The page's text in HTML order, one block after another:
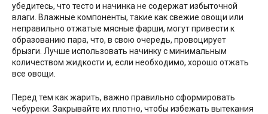
убедитесь, что тесто и начинка не содержат избыточной
влаги. Влажные компоненты, такие как свежие овощи или
неправильно отжатые мясные фарши, могут привести к
образованию пара, что, в свою очередь, провоцирует
брызги. Лучше использовать начинку с минимальным
количеством жидкости и, если необходимо, хорошо отжать
все овощи.
Перед тем как жарить, важно правильно сформировать
чебуреки. Закрывайте их плотно, чтобы избежать вытекания